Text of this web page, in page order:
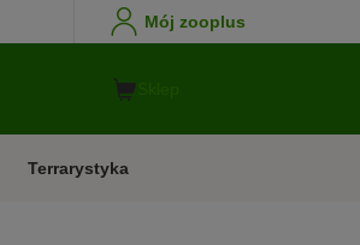
Mój zooplus
Terrarystyka